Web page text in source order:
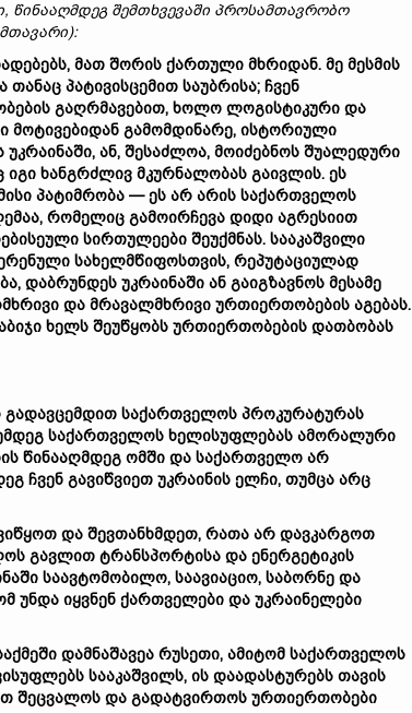
, წინააღმდეგ შემთხვევაში პროსამთავრობო
მთავარი):
, მათ შორის ქართული მხრიდან. მე მესმის
თანაც პატივისცემით საუბრისა; ჩვენ
გაღრმავებით, ხოლო ლოგისტიკური და
მოტივებიდან გამომდინარე, ისტორიული
უკრაინაში, ან, შესაძლოა, მოიძებნოს შუალედური
იგი ხანგრძლივ მკურნალობას გაივლის. ეს
პატიმრობა —ეს არ არის საქართველოს
, რომელიც გამოირჩევა დიდი აგრესიით
სირთულეები შეუქმნას. სააკაშვილი
სახელმწიფოსთვის, რეპუტაციულად
, დაბრუნდეს უკრაინაში ან გაიგზავნოს მესამე
და მრავალმხრივი ურთიერთობების აგებას.
ხელს შეუწყობს ურთიერთობების დათბობას
გადავცემდით საქართველოს პროკურატურას
საქართველოს ხელისუფლებას ამორალური
წინააღმდეგ ომში და საქართველო არ
ჩვენ გავიწვიეთ უკრაინის ელჩი, თუმცა არც
და შევთანხმდეთ, რათა არ დავკარგოთ
გავლით ტრანსპორტისა და ენერგეტიკის
საავტომობილო, საავიაციო, საბორნე და
უნდა იყვნენ ქართველები და უკრაინელები
დამნაშავეა რუსეთი, ამიტომ საქართველოს
სააკაშვილს, ის დაადასტურებს თავის
შეცვალოს და გადატვირთოს ურთიერთობები